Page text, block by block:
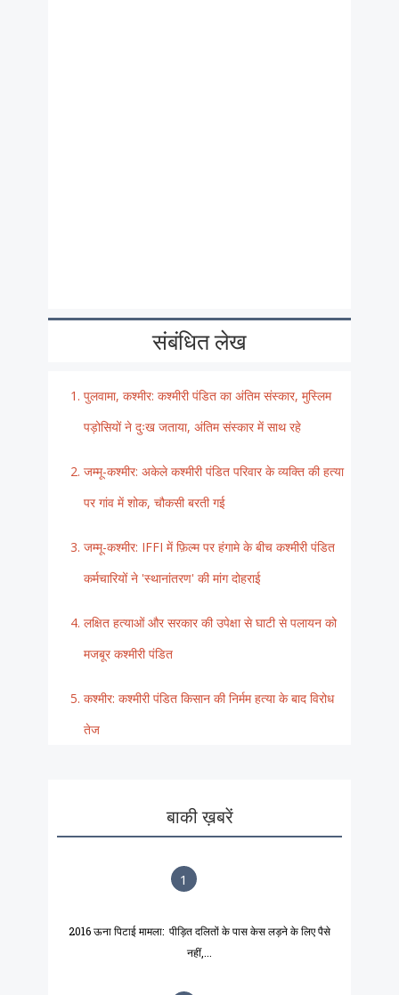
संबंधित लेख
पुलवामा, कश्मीर: कश्मीरी पंडित का अंतिम संस्कार, मुस्लिम
पड़ोसियों ने दुःख जताया, अंतिम संस्कार में साथ रहे
जम्मू-कश्मीर: अकेले कश्मीरी पंडित परिवार के व्यक्ति की हत्या
पर गांव में शोक, चौकसी बरती गई
जम्मू-कश्मीर: IFFI में फ़िल्म पर हंगामे के बीच कश्मीरी पंडित
कर्मचारियों ने 'स्थानांतरण' की मांग दोहराई
लक्षित हत्याओं और सरकार की उपेक्षा से घाटी से पलायन को
मजबूर कश्मीरी पंडित
कश्मीर: कश्मीरी पंडित किसान की निर्मम हत्या के बाद विरोध
तेज
बाकी ख़बरें
1
2016 ऊना पिटाई मामला: पीड़ित दलितों के पास केस लड़ने के लिए पैसे
नहीं,...